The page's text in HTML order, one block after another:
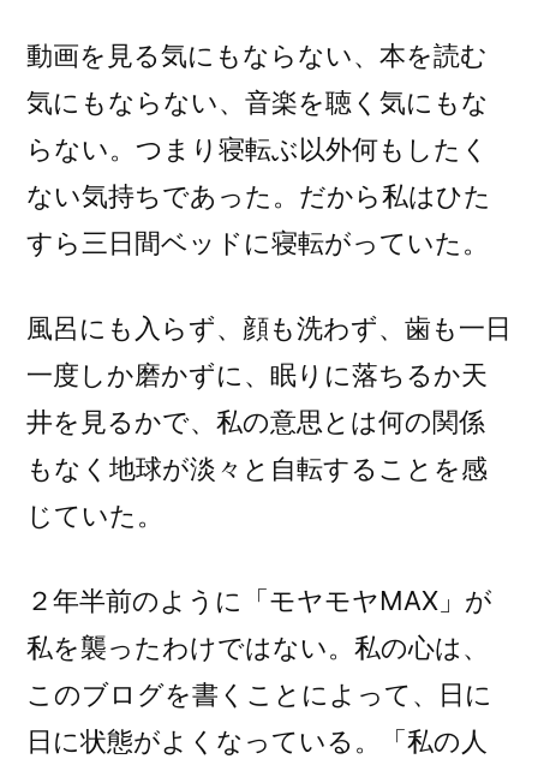
動画を見る気にもならない、本を読む
気にもならない、音楽を聴く気にもな
らない。つまり寝転ぶ以外何もしたく
ない気持ちであった。だから私はひた
すら三日間ベッドに寝転がっていた。
風呂にも入らず、顔も洗わず、歯も一日
一度しか磨かずに、眠りに落ちるか天
井を見るかで、私の意思とは何の関係
もなく地球が淡々と自転することを感
じていた。
２年半前のように「モヤモヤMAX」が
私を襲ったわけではない。私の心は、
このブログを書くことによって、日に
日に状態がよくなっている。「私の人